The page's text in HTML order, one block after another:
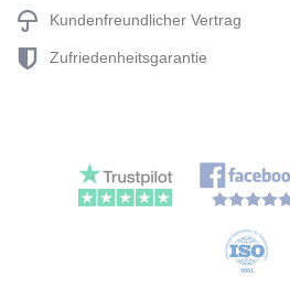
Kundenfreundlicher Vertrag
Zufriedenheitsgarantie